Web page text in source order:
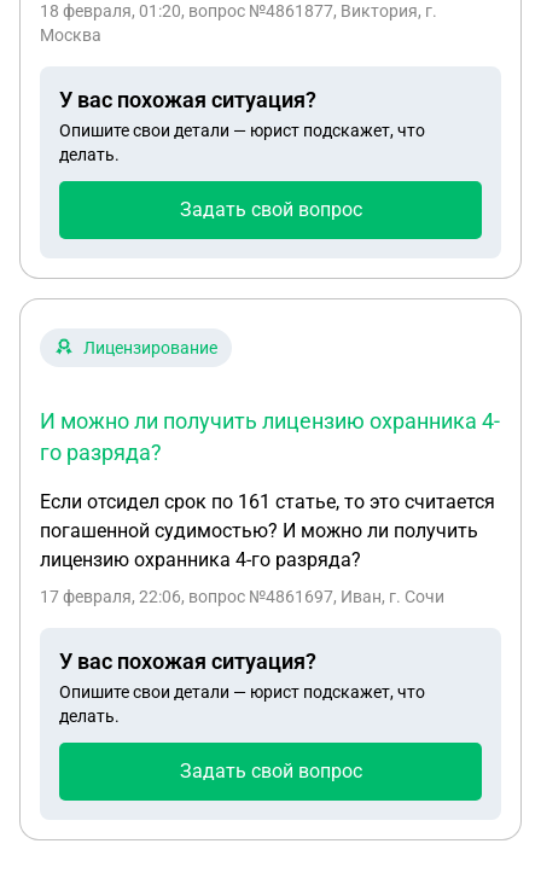
банкротство за свой счет но в замен хотели бы
можно ли сделать дарственную на сына? Если
долги спишутся все, кроме алиментов.
18 февраля, 01:20, вопрос №4861877, Виктория, г.
Москва
У вас похожая ситуация?
Опишите свои детали — юрист подскажет, что
делать.
Задать свой вопрос
Лицензирование
И можно ли получить лицензию охранника 4-
го разряда?
Если отсидел срок по 161 статье, то это считается
погашенной судимостью? И можно ли получить
лицензию охранника 4-го разряда?
17 февраля, 22:06, вопрос №4861697, Иван, г. Сочи
У вас похожая ситуация?
Опишите свои детали — юрист подскажет, что
делать.
Задать свой вопрос